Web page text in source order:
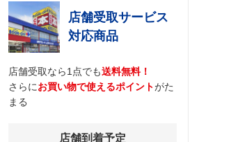
店舗受取サービス
対応商品
店舗受取なら1点でも送料無料！
さらにお買い物で使えるポイントがた
まる
店舗到着予定